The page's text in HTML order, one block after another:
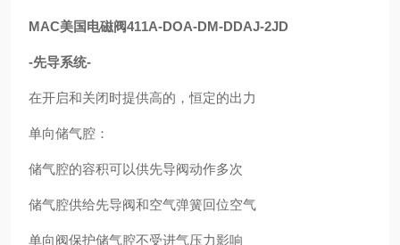
MAC美国电磁阀411A-DOA-DM-DDAJ-2JD
-先导系统-
在开启和关闭时提供高的，恒定的出力
单向储气腔：
储气腔的容积可以供先导阀动作多次
储气腔供给先导阀和空气弹簧回位空气
单向阀保护储气腔不受进气压力影响